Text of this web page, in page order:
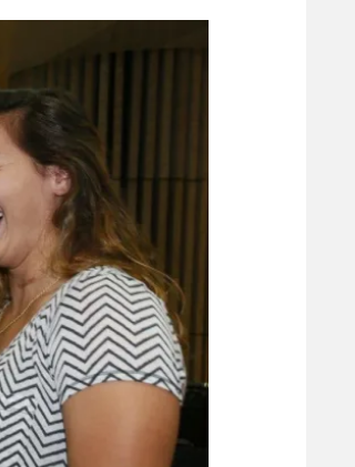
תקנון עבור פעילות אלקטרה
תקנון עבור פעילות ספורט 1 – "מרלן"
גיימינג E-Sports
מדיניות פרטיות
תקנון פעילות ספורט 1
רשיון להקרנה פומבית לבית עסק
הצטרפות לחבילת הערוצים
לוח דרושים – ג'ובנט